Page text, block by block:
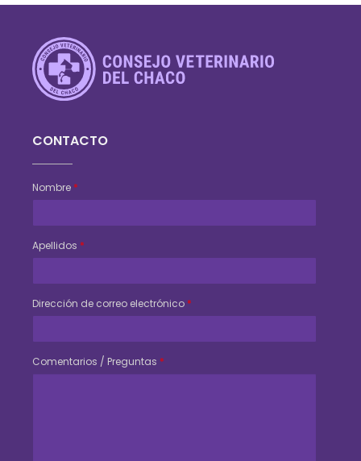
CONTACTO
Nombre *
Apellidos *
Dirección de correo electrónico *
Comentarios / Preguntas *